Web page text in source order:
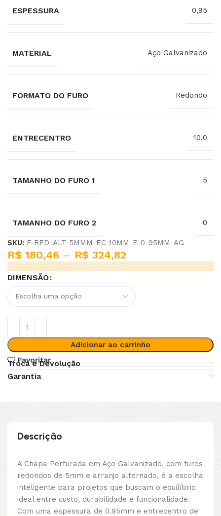
ESPESSURA 0,95
MATERIAL Aço Galvanizado
FORMATO DO FURO Redondo
ENTRECENTRO 10,0
TAMANHO DO FURO 1 5
TAMANHO DO FURO 2 0
SKU: F-RED-ALT-5MMM-EC-10MM-E-0-95MM-AG
R$ 180,46 – R$ 324,82
DIMENSÃO
Adicionar ao carrinho
Favoritar
Troca e Devolução
Garantia
Descrição
A Chapa Perfurada em Aço Galvanizado, com furos
redondos de 5mm e arranjo alternado, é a escolha
inteligente para projetos que buscam o equilíbrio
ideal entre custo, durabilidade e funcionalidade.
Com uma espessura de 0.95mm e entrecentro de